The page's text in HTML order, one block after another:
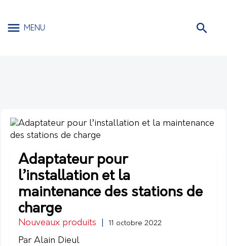
MENU
Adaptateur pour
l’installation et la
maintenance des stations de
charge
Nouveaux produits 11 octobre 2022
Par Alain Dieul